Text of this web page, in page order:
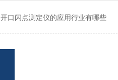
开口闪点测定仪的应用行业有哪些